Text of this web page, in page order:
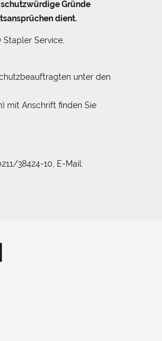
Gründe
dient.
Stapler Service,
unter den
mit Anschrift finden Sie
38424-10, E-Mail: